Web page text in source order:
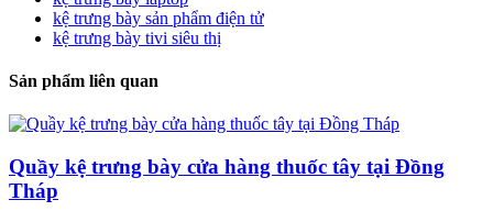
kệ trưng bày sản phẩm điện tử
kệ trưng bày tivi siêu thị
Sản phẩm liên quan
Quầy kệ trưng bày cửa hàng thuốc tây tại Đồng
Tháp